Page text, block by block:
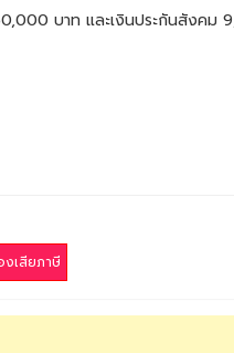
บาท และเงินประกันสัง
งเสียภาษี